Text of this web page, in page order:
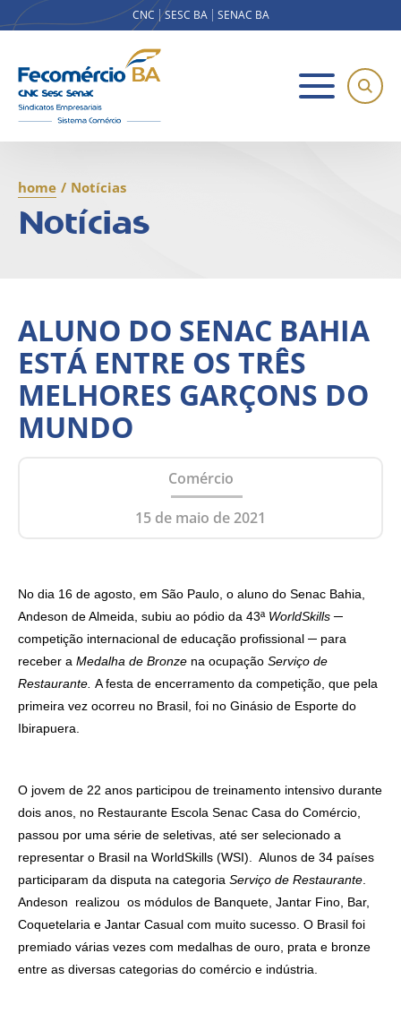
CNC SESC BA SENAC BA
home / Notícias
Notícias
ALUNO DO SENAC BAHIA
ESTÁ ENTRE OS TRÊS
MELHORES GARÇONS DO
MUNDO
Comércio
15 de maio de 2021
No dia 16 de agosto, em São Paulo, o aluno do Senac Bahia,
Andeson de Almeida, subiu ao pódio da 43ª WorldSkills ─
competição internacional de educação profissional ─ para
receber a Medalha de Bronze na ocupação Serviço de
Restaurante. A festa de encerramento da competição, que pela
primeira vez ocorreu no Brasil, foi no Ginásio de Esporte do
Ibirapuera.
O jovem de 22 anos participou de treinamento intensivo durante
dois anos, no Restaurante Escola Senac Casa do Comércio,
passou por uma série de seletivas, até ser selecionado a
representar o Brasil na WorldSkills (WSI). Alunos de 34 países
participaram da disputa na categoria Serviço de Restaurante
Andeson realizou os módulos de Banquete, Jantar Fino, Bar,
Coquetelaria e Jantar Casual com muito sucesso. O Brasil foi
premiado várias vezes com medalhas de ouro, prata e bronze
entre as diversas categorias do comércio e indústria.